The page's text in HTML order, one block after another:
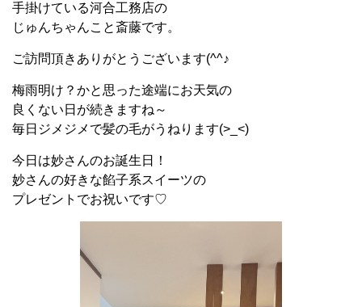
手掛けている河合工務店の
じゅんちゃんこと斎藤です。
ご訪問頂きありがとうございます(^^♪
梅雨明け？かと思った途端にお天気の
良くない日が続きますね～
毎日ジメジメで髪の毛がうねります(>_<)
今日は妙さんのお誕生日！
妙さんの好きな餡子系スイーツの
プレゼントでお祝いです♡